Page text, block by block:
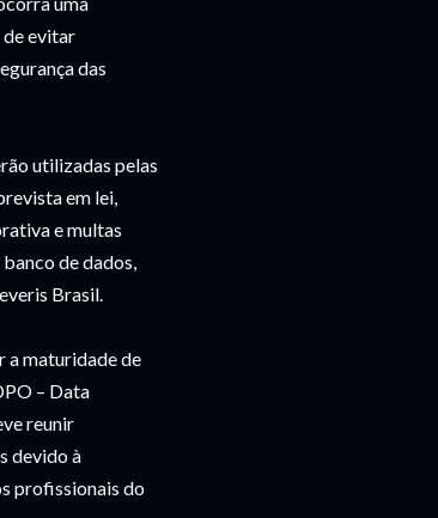
de evitar
das
utilizadas pelas
em lei,
e multas
de dados,
Brasil.
a maturidade de
– Data
reunir
devido à
profissionais do